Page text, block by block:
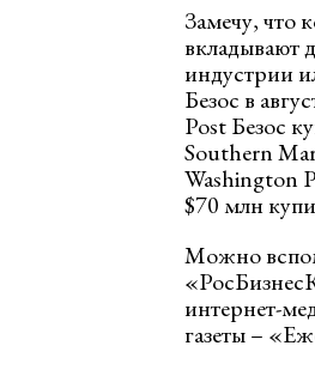
Замечу, что
вкладывают
индустрии
Безос в
Post Безос
Southern
Washington
$70 млн
Можно
интернет-
газеты –